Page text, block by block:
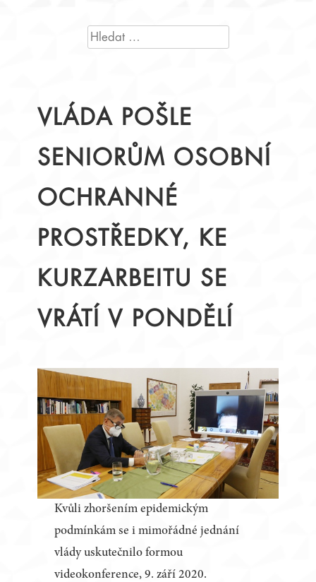
VYHLEDÁVÁNÍ
VLÁDA POŠLE
SENIORŮM OSOBNÍ
OCHRANNÉ
PROSTŘEDKY, KE
KURZARBEITU SE
VRÁTÍ V PONDĚLÍ
Kvůli zhoršením epidemickým
podmínkám se i mimořádné jednání
vlády uskutečnilo formou
videokonference, 9. září 2020.